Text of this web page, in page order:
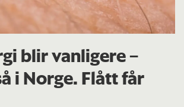
blir vanligere –
i Norge. Flått får